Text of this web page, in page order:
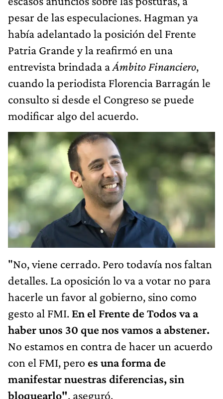
pesar de las especulaciones. Hagman ya
había adelantado la posición del Frente
Patria Grande y la reafirmó en una
entrevista brindada aÁmbito Financiero,
cuando la periodista Florencia Barragán le
consulto si desde el Congreso se puede
modificar algo del acuerdo.
"No, viene cerrado. Pero todavía nos faltan
detalles. La oposición lo va a votar no para
hacerle un favor al gobierno, sino como
gesto al FMI. En el Frente de Todos va a
haber unos 30 que nos vamos a abstener.
No estamos en contra de hacer un acuerdo
con el FMI, pero es una forma de
manifestar nuestras diferencias, sin
bloquearlo", aseguró.